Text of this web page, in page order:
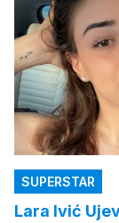
SUPERSTAR
Lara Ivić